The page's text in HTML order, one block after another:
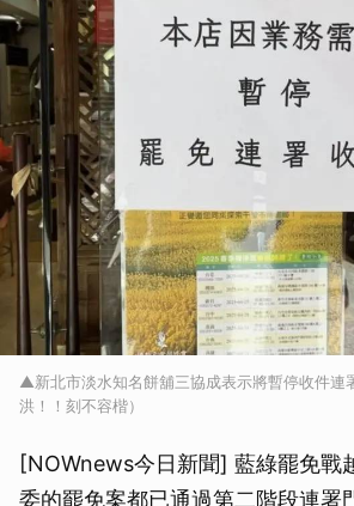
▲新北市淡水知名餅舖三協成表示將暫停收件連
洪！！刻不容楷）
[NOWnews今日新聞] 藍綠罷免戰
委的罷免案都已通過第二階段連署